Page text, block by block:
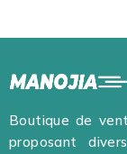
Boutique de
proposant